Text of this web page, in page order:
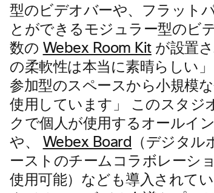
型のビデオバーや、フラット
とができるモジュラー型のビ
数の Webex Room Kitが設置
の柔軟性は本当に素晴らしい
参加型のスペースから小規模
使用しています」 このスタジ
クで個人が使用するオールイ
や、 Webex Board
（デジタ
ーストのチームコラボレーシ
使用可能）なども導入されて